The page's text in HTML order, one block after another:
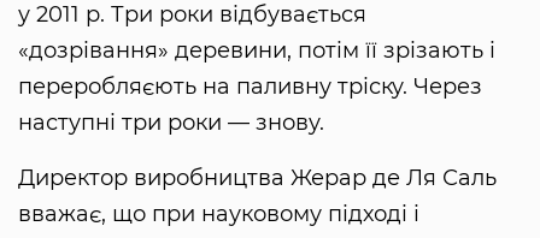
у 2011 р. Три роки відбувається
«дозрівання» деревини, потім її зрізають і
переробляєють на паливну тріску. Через
наступні три роки — знову.
Директор виробництва Жерар де Ля Саль
вважає, що при науковому підході і